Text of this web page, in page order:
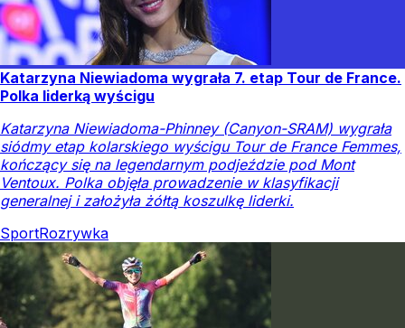
Katarzyna Niewiadoma wygrała 7. etap Tour de France.
Polka liderką wyścigu
Katarzyna Niewiadoma-Phinney (Canyon-SRAM) wygrała
siódmy etap kolarskiego wyścigu Tour de France Femmes,
kończący się na legendarnym podjeździe pod Mont
Ventoux. Polka objęła prowadzenie w klasyfikacji
generalnej i założyła żółtą koszulkę liderki.
SportRozrywka